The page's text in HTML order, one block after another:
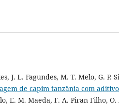
J. L. Fagundes, M. T. Melo, G. P.
de capim tanzânia com
E. M. Maeda, F. A. Piran Filho,